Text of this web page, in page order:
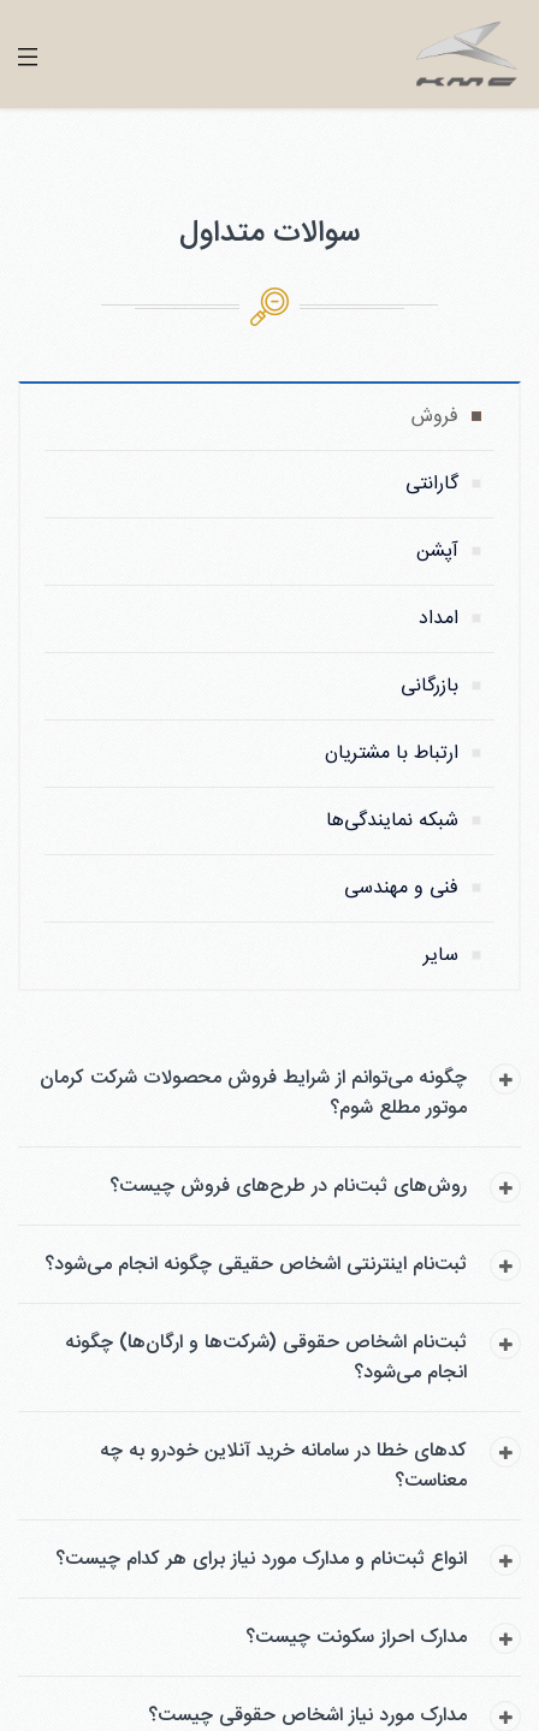
سوالات متداول
فروش
گارانتی
آپشن
امداد
بازرگانی
ارتباط با مشتریان
شبکه نمایندگی‌ها
فنی و مهندسی
سایر
چگونه می‌توانم از شرایط فروش محصولات شرکت کرمان
موتور مطلع شوم؟
روش‌های ثبت‌نام در طرح‌های فروش چیست؟
ثبت‌نام اینترنتی اشخاص حقیقی چگونه انجام می‌شود؟
ثبت‌نام اشخاص حقوقی (شرکت‌ها و ارگان‌ها) چگونه
انجام می‌شود؟
کدهای خطا در سامانه خرید آنلاین خودرو به چه
معناست؟
انواع ثبت‌نام و مدارک مورد نیاز برای هر کدام چیست؟
مدارک احراز سکونت چیست؟
مدارک مورد نیاز اشخاص حقوقی چیست؟